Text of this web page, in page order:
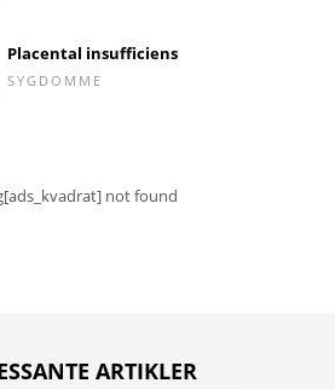
Placental insufficiens
SYGDOMME
not found
ARTIKLER